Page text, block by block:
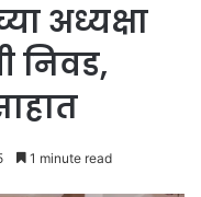
अध्यक्षा
निवड,
1 minute read